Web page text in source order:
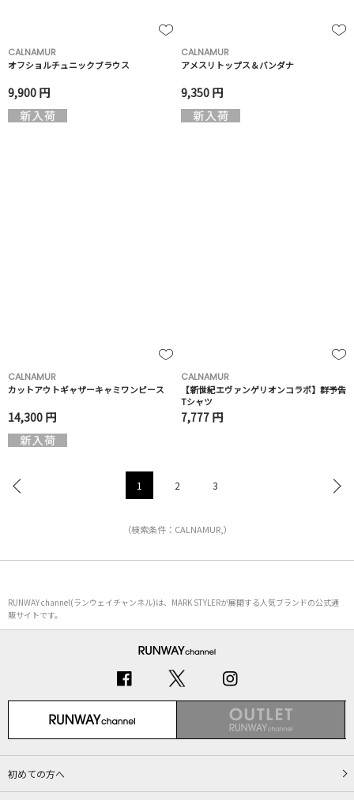
CALNAMUR
オフショルチュニックブラウス
9,900 円
CALNAMUR
アメスリトップス＆バンダナ
9,350 円
CALNAMUR
カットアウトギャザーキャミワンピース
14,300 円
CALNAMUR
【新世紀エヴァンゲリオンコラボ】群予告
Tシャツ
7,777 円
1 2 3
（検索条件：CALNAMUR,）
RUNWAY channel(ランウェイチャンネル)は、MARK STYLERが展開する人気ブランドの公式通
販サイトです。
初めての方へ